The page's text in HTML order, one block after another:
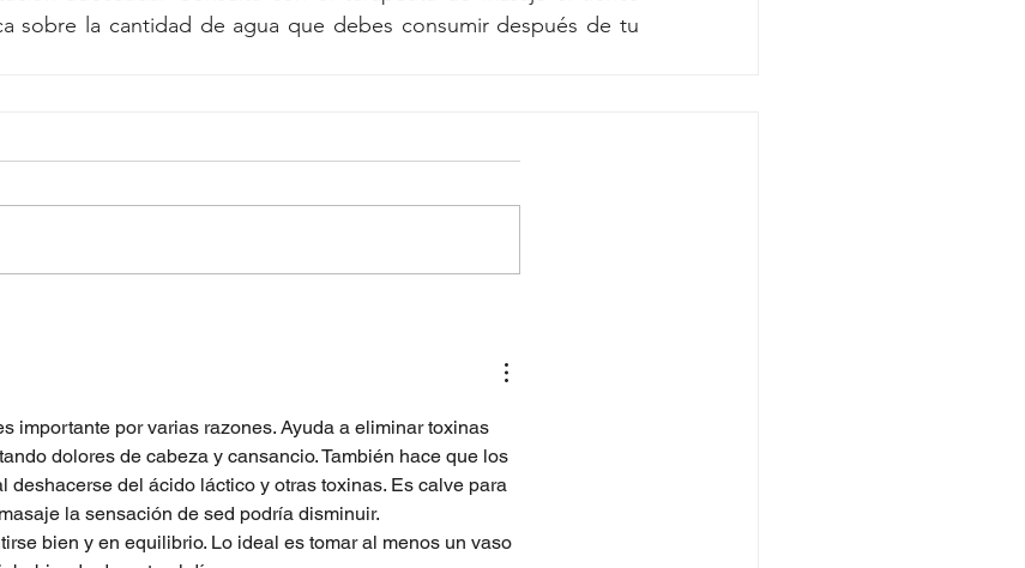
sobre la cantidad de agua que debes consumir después de tu
importante por varias razones. Ayuda a eliminar toxinas
dolores de cabeza y cansancio. También hace que los
deshacerse del ácido láctico y otras toxinas. Es calve para
la sensación de sed podría disminuir.
bien y en equilibrio. Lo ideal es tomar al menos un vaso